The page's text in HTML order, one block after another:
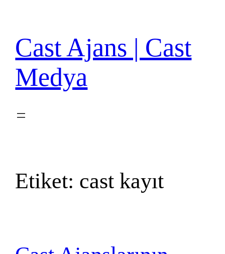
Cast Ajans | Cast
Medya
Etiket: cast kayıt